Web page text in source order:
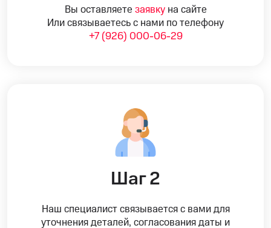
Вы оставляете заявкуна сайте
Или связываетесь с нами по телефону
+7 (926) 000-06-29
Шаг 2
Наш специалист связывается с вами для
уточнения деталей, согласования даты и